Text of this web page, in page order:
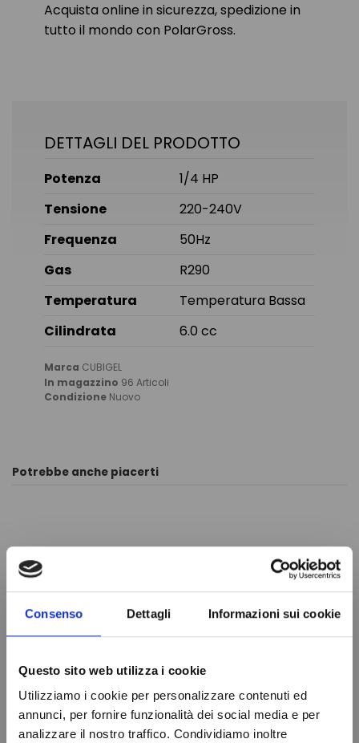
Consenso Dettagli Informazioni sui cookie
Questo sito web utilizza i cookie
Utilizziamo i cookie per personalizzare contenuti ed
annunci, per fornire funzionalità dei social media e per
analizzare il nostro traffico. Condividiamo inoltre
Acquista online in sicurezza, spedizione in
tutto il mondo con PolarGross.
DETTAGLI DEL PRODOTTO
Potenza
1/4 HP
Tensione
220-240V
Frequenza
50Hz
Gas
R290
Temperatura
Temperatura Bassa
Cilindrata
6.0 cc
Marca CUBIGEL
In magazzino 96 Articoli
Condizione Nuovo
Potrebbe anche piacerti
FILTRO
DISIDRATATORE